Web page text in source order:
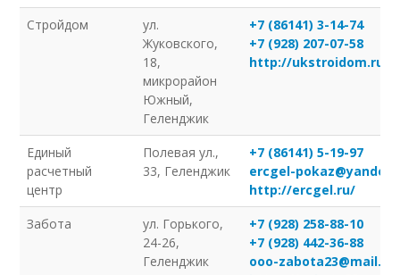
Стройдом
ул.
Жуковского,
18,
микрорайон
Южный,
Геленджик
+7 (86141) 3-14-74
+7 (928) 207-07-58
http://ukstroidom.ru/
Единый
расчетный
центр
Полевая ул.,
33, Геленджик
+7 (86141) 5-19-97
ercgel-
http://ercgel.ru/
Забота
ул. Горького,
24-26,
Геленджик
+7 (928) 258-88-10
+7 (928) 442-36-88
ooo-zabota23@mail.ru